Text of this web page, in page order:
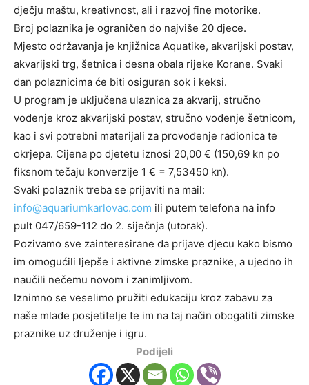
dječju maštu, kreativnost, ali i razvoj fine motorike.
Broj polaznika je ograničen do najviše 20 djece.
Mjesto održavanja je knjižnica Aquatike, akvarijski postav,
akvarijski trg, šetnica i desna obala rijeke Korane. Svaki
dan polaznicima će biti osiguran sok i keksi.
U program je uključena ulaznica za akvarij, stručno
vođenje kroz akvarijski postav, stručno vođenje šetnicom,
kao i svi potrebni materijali za provođenje radionica te
okrjepa. Cijena po djetetu iznosi 20,00 € (150,69 kn po
fiksnom tečaju konverzije 1 € = 7,53450 kn).
Svaki polaznik treba se prijaviti na mail:
info@aquariumkarlovac.com ili putem telefona na info
pult 047/659-112 do 2. siječnja (utorak).
Pozivamo sve zainteresirane da prijave djecu kako bismo
im omogućili ljepše i aktivne zimske praznike, a ujedno ih
naučili nečemu novom i zanimljivom.
Iznimno se veselimo pružiti edukaciju kroz zabavu za
naše mlade posjetitelje te im na taj način obogatiti zimske
praznike uz druženje i igru.
Podijeli